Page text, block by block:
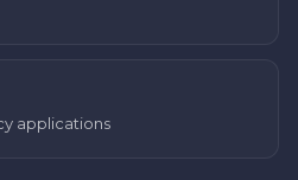
applications